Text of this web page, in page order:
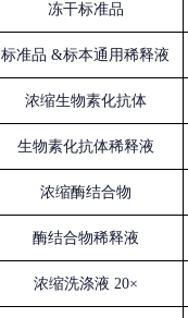
冻干标准品
标准品 &标本通用稀释液
浓缩生物素化抗体
生物素化抗体稀释液
浓缩酶结合物
酶结合物稀释液
浓缩洗涤液 20×